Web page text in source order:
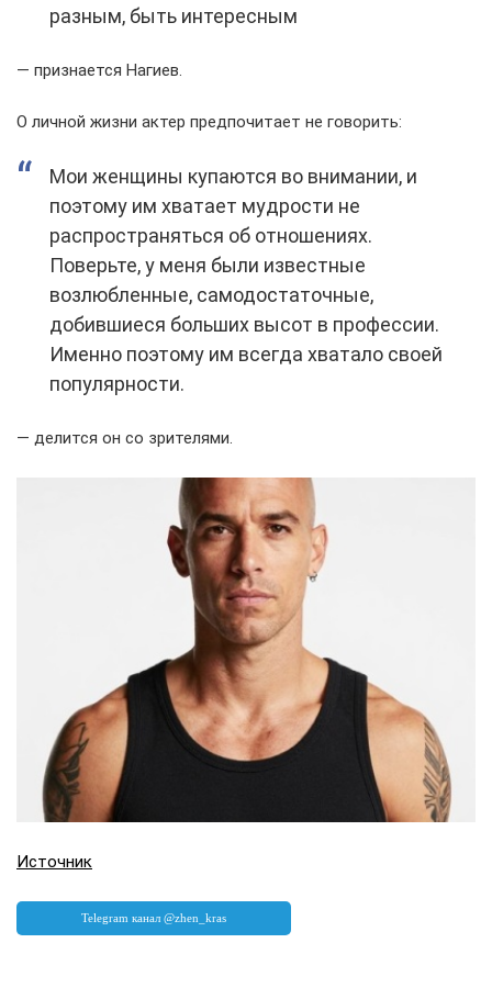
разным, быть интересным
— признается Нагиев.
О личной жизни актер предпочитает не говорить:
Мои женщины купаются во внимании, и
поэтому им хватает мудрости не
распространяться об отношениях.
Поверьте, у меня были известные
возлюбленные, самодостаточные,
добившиеся больших высот в профессии.
Именно поэтому им всегда хватало своей
популярности.
— делится он со зрителями.
Источник